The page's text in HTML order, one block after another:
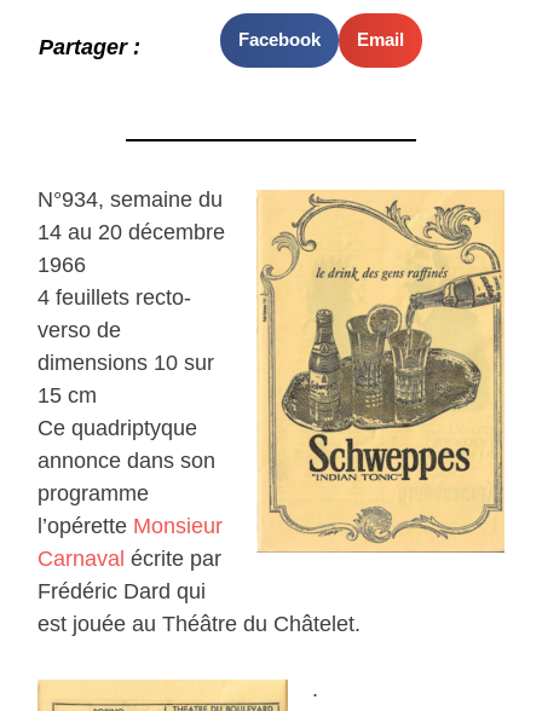
Partager : Facebook Email
N°934, semaine du
14 au 20 décembre
1966
4 feuillets recto-
verso de
dimensions 10 sur
15 cm
Ce quadriptyque
annonce dans son
programme
l’opérette Monsieur
Carnaval écrite par
Frédéric Dard qui
est jouée au Théâtre du Châtelet.
.